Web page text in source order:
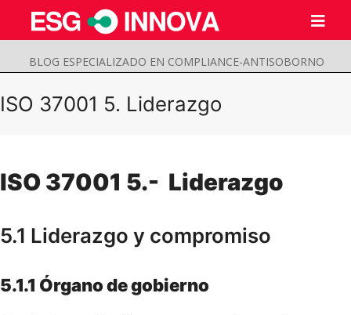
BLOG ESPECIALIZADO EN COMPLIANCE-ANTISOBORNO
Buscar Enviar
ISO 37001 5. Liderazgo
ISO 37001 5.- Liderazgo
5.1 Liderazgo y compromiso
5.1.1 Órgano de gobierno